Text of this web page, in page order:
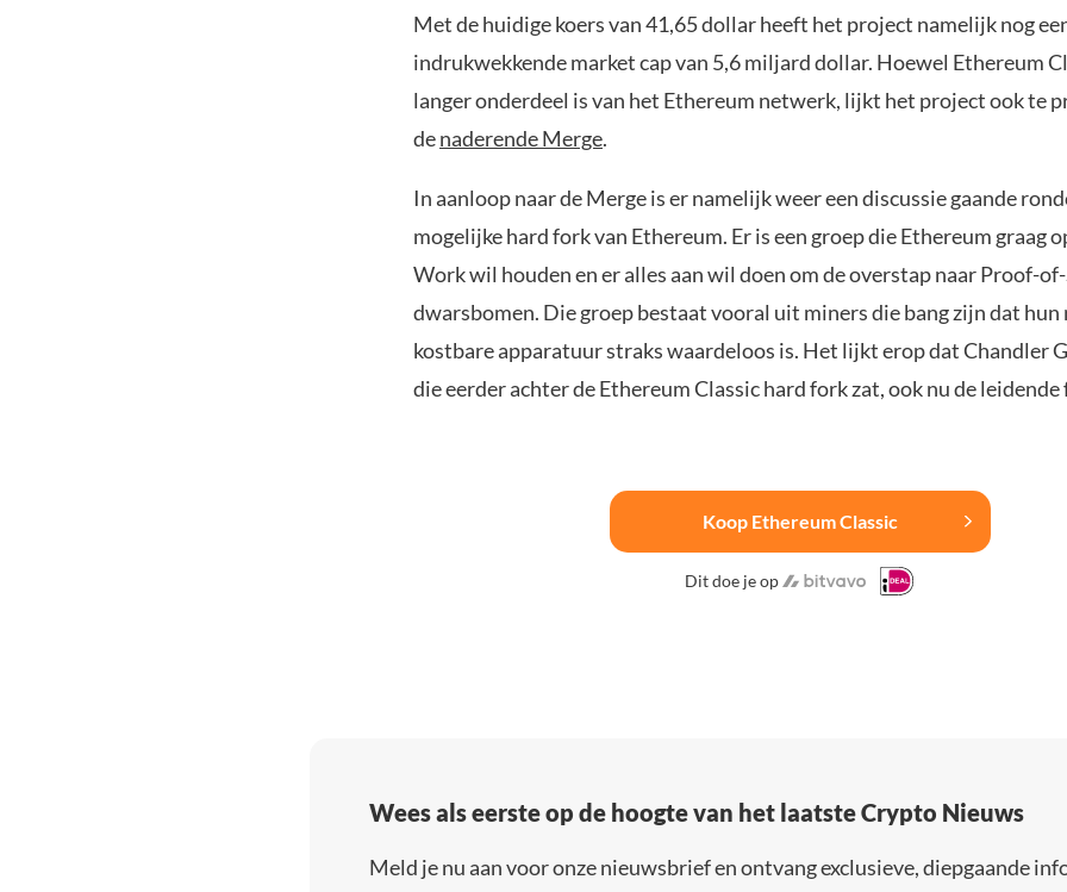
Met de huidige koers van 41,65 dollar heeft het project namelijk nog
indrukwekkende market cap van 5,6 miljard dollar. Hoewel Ethereum
langer onderdeel is van het Ethereum netwerk, lijkt het project ook te
denaderende Merge.
In aanloop naar de Merge is er namelijk weer een discussie gaande
mogelijke hard fork van Ethereum. Er is een groep die Ethereum graag
Work wil houden en er alles aan wil doen om de overstap naar Proof-
dwarsbomen. Die groep bestaat vooral uit miners die bang zijn dat hun
kostbare apparatuur straks waardeloos is. Het lijkt erop dat Chandler
die eerder achter de Ethereum Classic hard fork zat, ook nu de leidende
Koop Ethereum Classic
Dit doe je op
Wees als eerste op de hoogte van het laatste Crypto Nieuws
Meld je nu aan voor onze nieuwsbrief en ontvang exclusieve, diepgaande